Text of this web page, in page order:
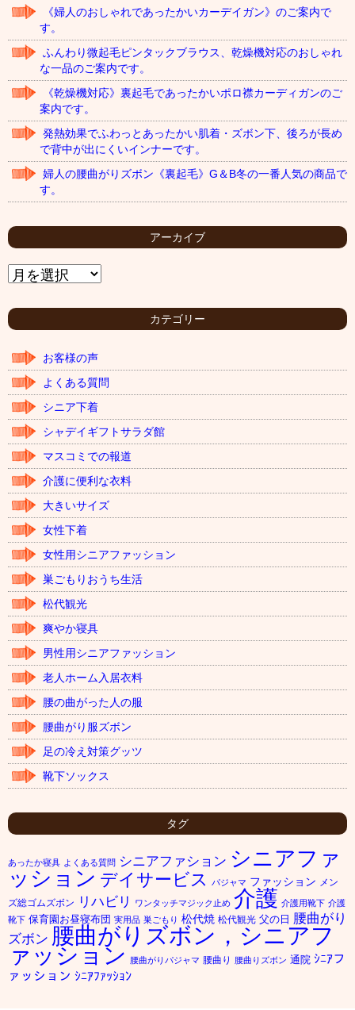
《婦人のおしゃれであったかいカーデイガン》のご案内で
す。
ふんわり微起毛ピンタックブラウス、乾燥機対応のおしゃれ
な一品のご案内です。
《乾燥機対応》裏起毛であったかいポロ襟カーディガンのご
案内です。
発熱効果でふわっとあったかい肌着・ズボン下、後ろが長め
で背中が出にくいインナーです。
婦人の腰曲がりズボン《裏起毛》G＆B冬の一番人気の商品で
す。
アーカイブ
ア
ー
イ
カテゴリー
お客様の声
よくある質問
シニア下着
シャデイギフトサラダ館
マスコミでの報道
介護に便利な衣料
大きいサイズ
女性下着
女性用シニアファッション
巣ごもりおうち生活
松代観光
爽やか寝具
男性用シニアファッション
老人ホーム入居衣料
腰の曲がった人の服
腰曲がり服ズボン
足の冷え対策グッツ
靴下ソックス
タグ
あったか寝具 よくある質問 シニアファション シニアファ
ッション デイサービス パジャマ ファッション メン
ズ総ゴムズボン
リハビリ ワンタッチマジック止め 介護 介護用靴下 介護
靴下 保育園お昼寝布団 実用品 巣ごもり 松代焼 松代観光 父の日 腰曲がり
ズボン 腰曲がりズボン，シニアフ
ァッション 腰曲がりパジャマ 腰曲り 腰曲りズボン 通院 ｼﾆｱフ
ァッション ｼﾆｱﾌｧｯｼｮﾝ